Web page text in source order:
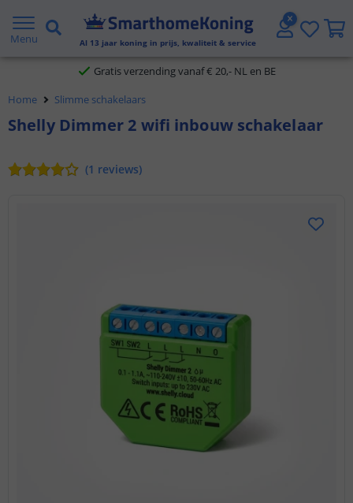
Menu Al 13 jaar koning in prijs, kwaliteit & service
2 jaar garantie
Gratis verzending vanaf € 20,- NL en BE
Klantbeoordeling 9.1
Home Slimme schakelaars
Shelly Dimmer 2 wifi inbouw schakelaar
(1 reviews)